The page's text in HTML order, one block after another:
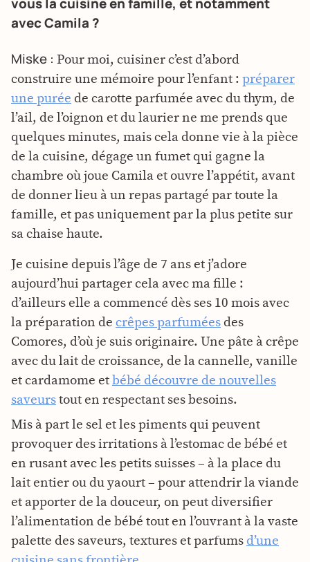
avec Camila ?
Miske : Pour moi, cuisiner c’est d’abord
construire une mémoire pour l’enfant : préparer
une purée de carotte parfumée avec du thym, de
l’ail, de l’oignon et du laurier ne me prends que
quelques minutes, mais cela donne vie à la pièce
de la cuisine, dégage un fumet qui gagne la
chambre où joue Camila et ouvre l’appétit, avant
de donner lieu à un repas partagé par toute la
famille, et pas uniquement par la plus petite sur
sa chaise haute.
Je cuisine depuis l’âge de 7 ans et j’adore
aujourd’hui partager cela avec ma fille :
d’ailleurs elle a commencé dès ses 10 mois avec
la préparation de crêpes parfumées des
Comores, d’où je suis originaire. Une pâte à crêpe
avec du lait de croissance, de la cannelle, vanille
et cardamome et bébé découvre de nouvelles
saveurs tout en respectant ses besoins.
Mis à part le sel et les piments qui peuvent
provoquer des irritations à l’estomac de bébé et
en rusant avec les petits suisses – à la place du
lait entier ou du yaourt – pour attendrir la viande
et apporter de la douceur, on peut diversifier
l’alimentation de bébé tout en l’ouvrant à la vaste
palette des saveurs, textures et parfums d’une